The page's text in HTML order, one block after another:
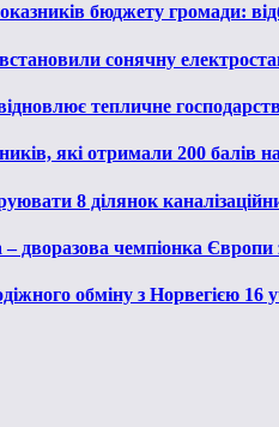
бюджету громади:
сонячну
тепличне
які отримали 200 балів
8 ділянок
дворазова чемпіонка Європи
обміну з Норвегією 16